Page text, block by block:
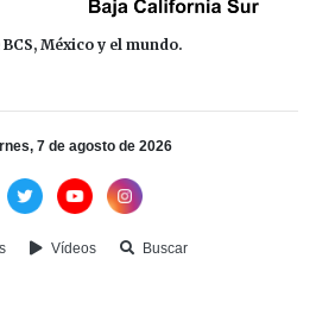
México y el mundo.
7 de agosto de 2026
Vídeos Buscar